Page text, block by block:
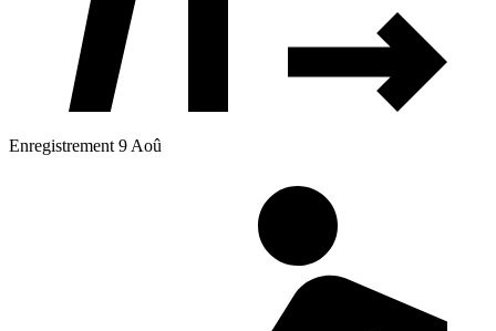
Enregistrement 9 Aoû